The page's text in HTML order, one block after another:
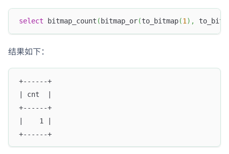
select bitmap_count ( bitmap_or(to_bitmap(1) ,
结果如下：
+------+
| cnt  |
+------+
|    1 |
+------+